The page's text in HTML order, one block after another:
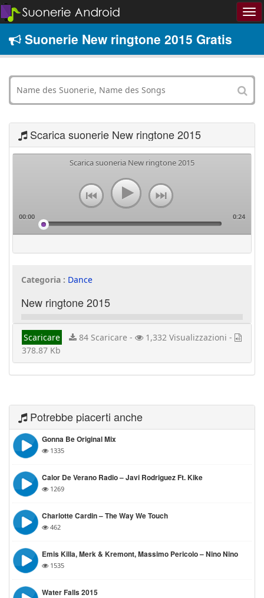
Suonerie New ringtone 2015 Gratis
Scarica suonerie New ringtone 2015
Scarica suoneria New ringtone 2015
00:00 0:24
Categoria : Dance
New ringtone 2015
Scaricare 84 Scaricare -
1,332 Visualizzazioni -
378.87 Kb
Potrebbe piacerti anche
Gonna Be Original Mix
1335
Calor De Verano Radio – Javi Rodriguez Ft. Kike
1269
Charlotte Cardin – The Way We Touch
462
Emis Killa, Merk & Kremont, Massimo Pericolo – Nino Nino
1535
Water Falls 2015